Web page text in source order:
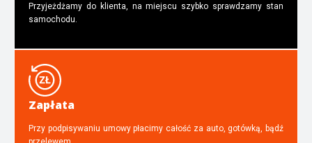
Przyjeżdżamy do klienta, na miejscu szybko sprawdzamy stan
samochodu.
Zapłata
Przy podpisywaniu umowy płacimy całość za auto, gotówką, bądź